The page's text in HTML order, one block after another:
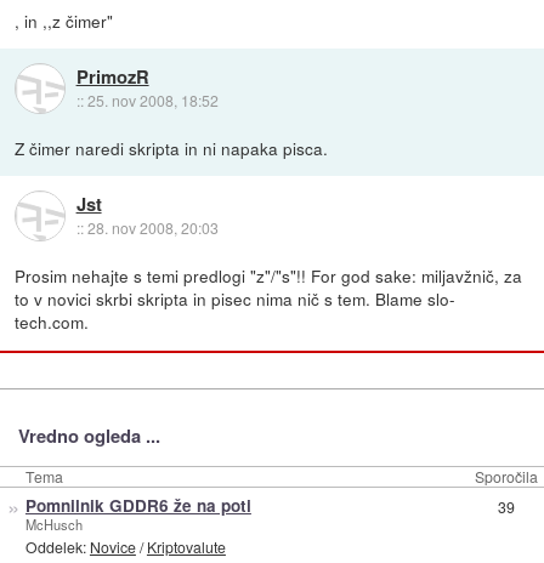
, in ,,z čimer"
PrimozR
::25. nov 2008, 18:52
Z čimer naredi skripta in ni napaka pisca.
Jst
::28. nov 2008, 20:03
Prosim nehajte s temi predlogi "z"/"s"!! For god sake: miljavžnič, za
to v novici skrbi skripta in pisec nima nič s tem. Blame slo-
tech.com.
Vredno ogleda ...
Tema Sporočila
» Pomnilnik GDDR6 že na poti
McHusch
Oddelek: Novice/Kriptovalute
39